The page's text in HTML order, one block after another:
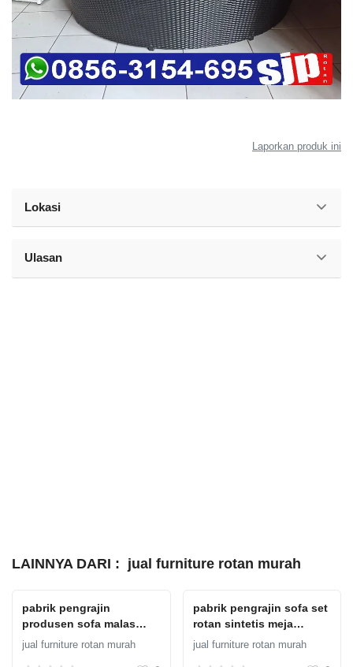
Laporkan produk ini
Lokasi
Ulasan
LAINNYA DARI : jual furniture rotan murah
pabrik pengrajin
produsen sofa malas
santai rotan sintetis
jual furniture rotan murah
pabrik pengrajin sofa set
rotan sintetis meja
atasnya kayu Sofa Rotan
jual furniture rotan murah